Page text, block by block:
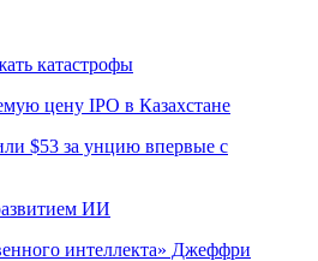
катастрофы
цену IPO в Казахстане
$53 за унцию впервые с
ИИ
интеллекта» Джеффри